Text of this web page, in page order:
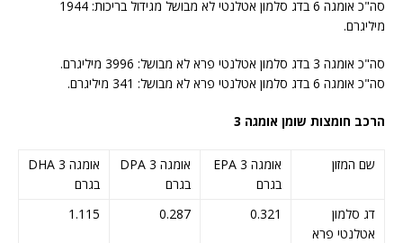
סה"כ אומגה 6 בדג סלמון אטלנטי לא מבושל מגידול בריכות: 1944
מיליגרם.
סה"כ אומגה 3 בדג סלמון אטלנטי פרא לא מבושל: 3996 מיליגרם.
סה"כ אומגה 6 בדג סלמון אטלנטי פרא לא מבושל: 341 מיליגרם.
הרכב חומצות שומן אומגה 3
שם המזון
אומגה 3 EPA
בגרם
אומגה 3 DPA
בגרם
אומגה 3 DHA
בגרם
דג סלמון
אטלנטי פרא
0.321
0.287
1.115